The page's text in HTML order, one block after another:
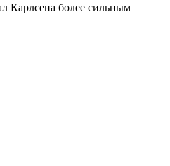
Карлсена более сильным